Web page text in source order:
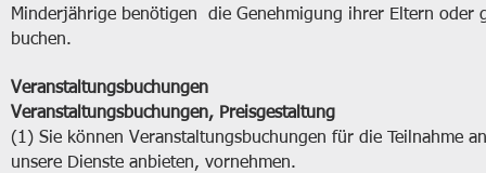
Minderjährige benötigen die Genehmigung ihrer Eltern oder
buchen.
Veranstaltungsbuchungen
Veranstaltungsbuchungen, Preisgestaltung
(1) Sie können Veranstaltungsbuchungen für die Teilnahme
unsere Dienste anbieten, vornehmen.